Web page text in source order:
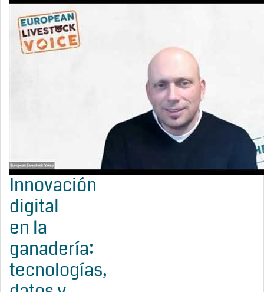
Innovación
digital
en la
ganadería:
tecnologías,